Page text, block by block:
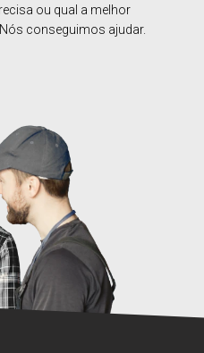
ou qual a melhor
conseguimos ajudar.